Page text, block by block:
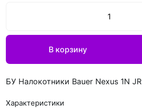
В корзину
БУ Налокотники Bauer Nexus 1N JR
Характеристики